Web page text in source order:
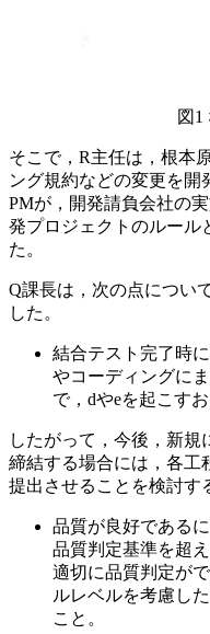
図1
そこで，R主任は，根本
ング規約などの変更を開
PMが，開発請負会社の実
発プロジェクトのルール
た。
Q課長は，次の点につい
した。
結合テスト完了時
やコーディングに
で， dやeを起こす
したがって，今後，新
締結する場合には，各工
提出させることを検討す
品質が良好である
品質判定基準を超
適切に品質判定がで
ルレベルを考慮し
こと。